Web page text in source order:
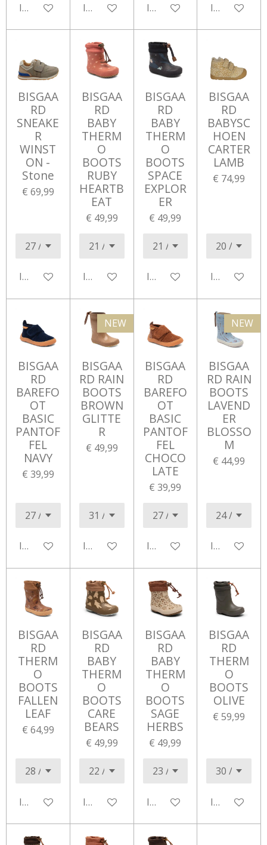
In winkelwagenIn winkelwagenIn winkelwagenIn
BISGAA
RD
SNEAKE
R
WINST
ON -
Stone
€ 69,99
In winkelwagen
BISGAA
RD
BABY
THERM
O
BOOTS
RUBY
HEARTB
EAT
€ 49,99
In winkelwagen
BISGAA
RD
BABY
THERM
O
BOOTS
SPACE
EXPLOR
ER
€ 49,99
In winkelwagen
BISGAA
RD
BABYSC
HOEN
CARTER
LAMB
€ 74,99
In
BISGAA
RD
BAREFO
OT
BASIC
PANTOF
FEL
NAVY
€ 39,99
In winkelwagen
NEW
BISGAA
RD RAIN
BOOTS
BROWN
GLITTE
R
€ 49,99
In winkelwagen
BISGAA
RD
BAREFO
OT
BASIC
PANTOF
FEL
CHOCO
LATE
€ 39,99
In winkelwagen
NEW
BISGAA
RD RAIN
BOOTS
LAVEND
ER
BLOSSO
M
€ 44,99
In
BISGAA
RD
THERM
O
BOOTS
FALLEN
LEAF
€ 64,99
In winkelwagen
BISGAA
RD
BABY
THERM
O
BOOTS
CARE
BEARS
€ 49,99
In winkelwagen
BISGAA
RD
BABY
THERM
O
BOOTS
SAGE
HERBS
€ 49,99
In winkelwagen
BISGAA
RD
THERM
O
BOOTS
OLIVE
€ 59,99
In